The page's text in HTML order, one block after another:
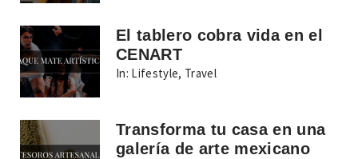
El tablero cobra vida en el
CENART
In: Lifestyle, Travel
Transforma tu casa en una
galería de arte mexicano